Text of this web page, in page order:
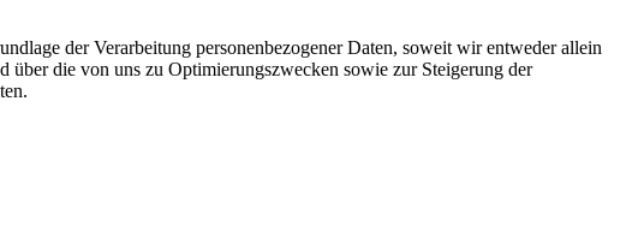
der Verarbeitung personenbezogener Daten, soweit wir entweder allein
die von uns zu Optimierungszwecken sowie zur Steigerung der